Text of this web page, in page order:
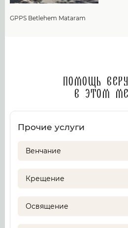
GPPS Betlehem Mataram
Помощь
в этом
Прочие услуги
Венчание
Крещение
Освящение